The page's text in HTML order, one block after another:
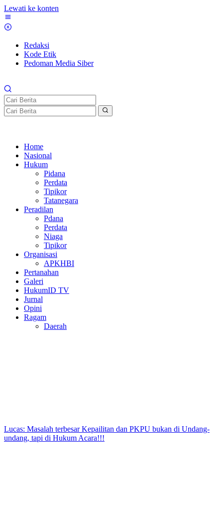
Lewati ke konten
Redaksi
Kode Etik
Pedoman Media Siber
Home
Nasional
Hukum
Pidana
Perdata
Tipikor
Tatanegara
Peradilan
Pdana
Perdata
Niaga
Tipikor
Organisasi
APKHBI
Pertanahan
Galeri
HukumID TV
Jurnal
Opini
Ragam
Daerah
Lucas: Masalah terbesar Kepailitan dan PKPU bukan di Undang-
undang, tapi di Hukum Acara!!!